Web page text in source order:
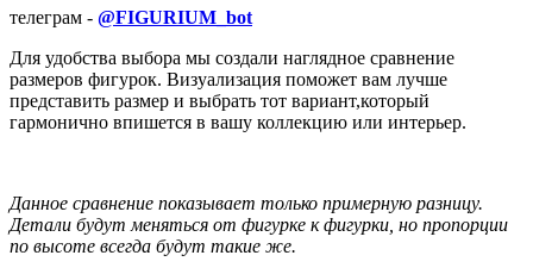
телеграм - @FIGURIUM_bot
Для удобства выбора мы создали наглядное сравнение
размеров фигурок. Визуализация поможет вам лучше
представить размер и выбрать тот вариант,который
гармонично впишется в вашу коллекцию или интерьер.
Данное сравнение показывает только примерную разницу.
Детали будут меняться от фигурке к фигурки, но пропорции
по высоте всегда будут такие же.